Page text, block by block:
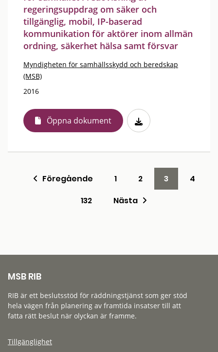
regeringsuppdrag om säker och
tillgänglig, mobil, IP-baserad
kommunikation för aktörer inom allmän
ordning, säkerhet hälsa samt försvar
Myndigheten för samhällsskydd och beredskap
(MSB)
2016
Öppna dokument
Föregående 1 2 3
4
132
Nästa
MSB RIB
RIB är ett beslutsstöd för räddningstjänst som ger stöd
hela vägen från planering av framtida insatser till att
fatta rätt beslut när olyckan är framme.
Tillgänglighet